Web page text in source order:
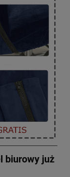
biurowy już